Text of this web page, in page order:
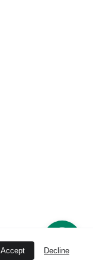
Accept Decline